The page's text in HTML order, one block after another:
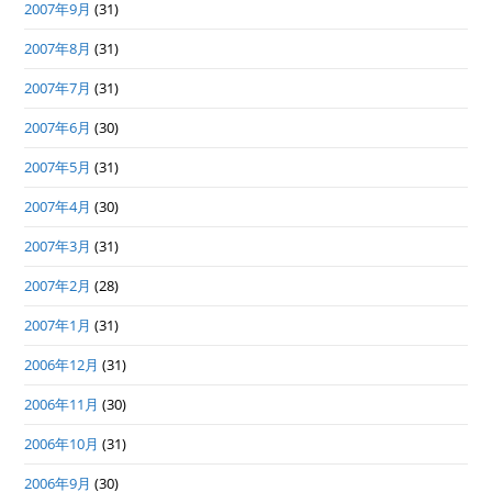
2007年9月 (31)
2007年8月 (31)
2007年7月 (31)
2007年6月 (30)
2007年5月 (31)
2007年4月 (30)
2007年3月 (31)
2007年2月 (28)
2007年1月 (31)
2006年12月 (31)
2006年11月 (30)
2006年10月 (31)
2006年9月 (30)